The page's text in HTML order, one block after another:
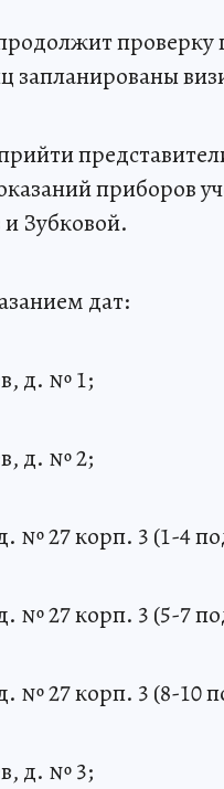
проверку
приборов
Зубковой.
дат:
д. № 1;
д. № 2;
№ 27 корп. 3 (1-4
№ 27 корп. 3 (5-7
№ 27 корп. 3 (8-10
д. № 3;